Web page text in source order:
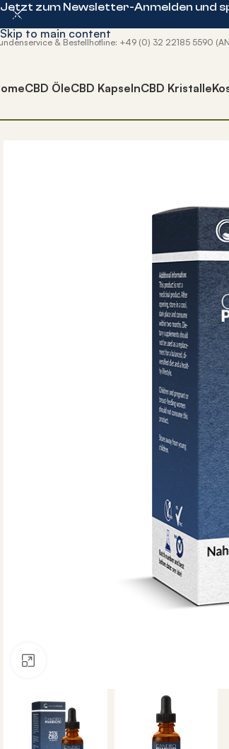
Skip to navigation
Skip to main content
& Bestellhotline: +49 (0) 32 22185 5590
CBD ÖleCBD KapselnCBD Kristalle
Start CBD Öle Isolat CBD Öle
Jetzt zum Newsletter-Anmelden und